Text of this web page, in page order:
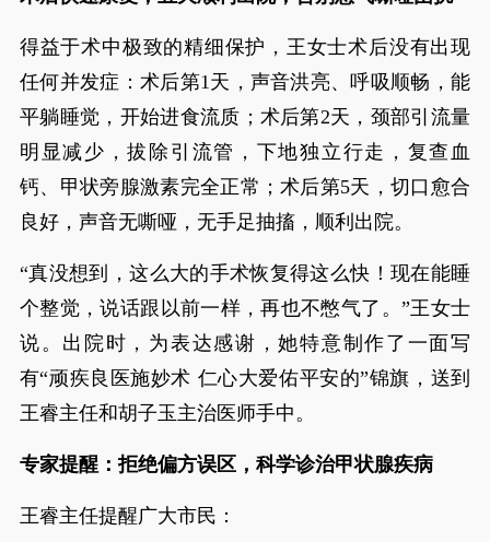
得益于术中极致的精细保护，王女士术后没有出现
任何并发症：术后第1天，声音洪亮、呼吸顺畅，能
平躺睡觉，开始进食流质；术后第2天，颈部引流量
明显减少，拔除引流管，下地独立行走，复查血
钙、甲状旁腺激素完全正常；术后第5天，切口愈合
良好，声音无嘶哑，无手足抽搐，顺利出院。
“真没想到，这么大的手术恢复得这么快！现在能睡
个整觉，说话跟以前一样，再也不憋气了。”王女士
说。出院时，为表达感谢，她特意制作了一面写
有“顽疾良医施妙术 仁心大爱佑平安的”锦旗，送到
王睿主任和胡子玉主治医师手中。
专家提醒：拒绝偏方误区，科学诊治甲状腺疾病
王睿主任提醒广大市民：